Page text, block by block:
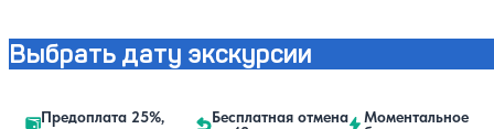
Выбрать дату экскурсии
Предоплата 25%, Бесплатная отмена Моментальное